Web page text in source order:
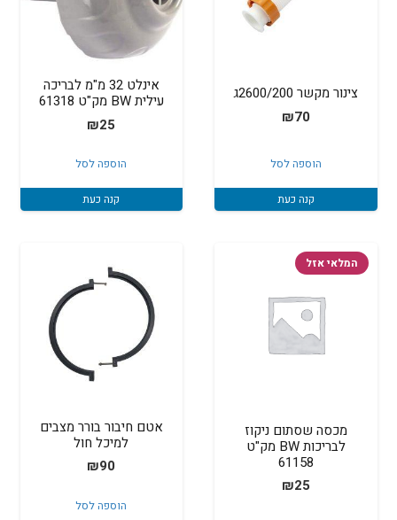
צינור מקשר 2600/200ג
₪70
הוספה לסל
קנה כעת
אינלט 32 מ"מ לבריכה
עילית BW מק"ט 61318
₪25
הוספה לסל
קנה כעת
המלאי אזל
מכסה שסתום ניקוז
לבריכות BW מק"ט
61158
₪25
אטם חיבור בורר מצבים
למיכל חול
₪90
הוספה לסל